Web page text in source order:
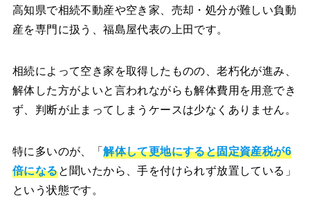
高知県で相続不動産や空き家、売却・処分が難しい負動
産を専門に扱う、福島屋代表の上田です。
相続によって空き家を取得したものの、老朽化が進み、
解体した方がよいと言われながらも解体費用を用意でき
ず、判断が止まってしまうケースは少なくありません。
特に多いのが、「解体して更地にすると固定資産税が6
倍になると聞いたから、手を付けられず放置している」
という状態です。